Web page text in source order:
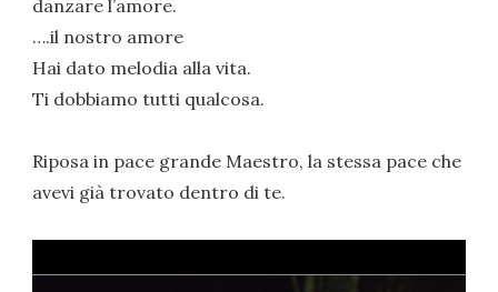
danzare l’amore.
….il nostro amore
Hai dato melodia alla vita.
Ti dobbiamo tutti qualcosa.
Riposa in pace grande Maestro, la stessa pace che
avevi già trovato dentro di te.